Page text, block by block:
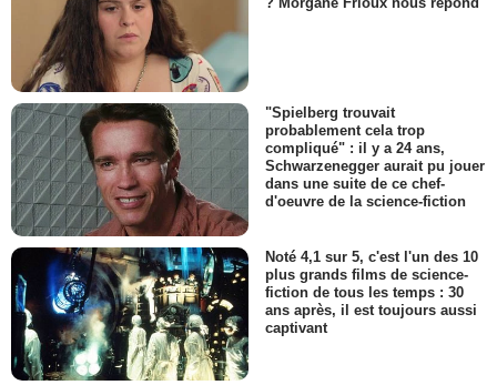
"Spielberg trouvait
probablement cela trop
compliqué" : il y a 24 ans,
Schwarzenegger aurait pu jouer
dans une suite de ce chef-
d'oeuvre de la science-fiction
Noté 4,1 sur 5, c'est l'un des 10
plus grands films de science-
fiction de tous les temps : 30
ans après, il est toujours aussi
captivant